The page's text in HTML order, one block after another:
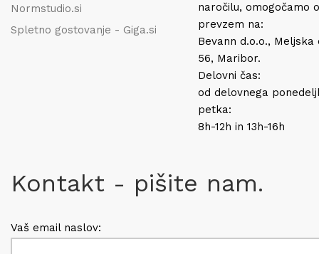
Normstudio.si
Spletno gostovanje - Giga.si
naročilu, omogočamo
prevzem na:
Bevann d.o.o., Meljska
56, Maribor.
Delovni čas:
od delovnega
petka:
8h-12h in 13h-16h
Kontakt - pišite nam.
Vaš email naslov: